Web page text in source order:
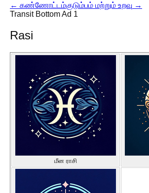
← கண்ணோட்டம்குடும்பம் மற்றும் உறவு →
Transit Bottom Ad 1
Rasi
மீன ராசி